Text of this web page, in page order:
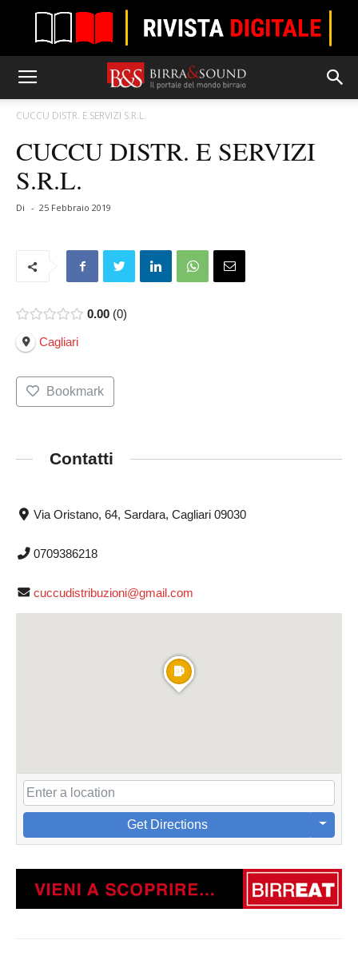
CUCCU DISTR. E SERVIZI S.R.L.
CUCCU DISTR. E SERVIZI
S.R.L.
Di - 25 Febbraio 2019
0.00 0
Cagliari
Bookmark
Contatti
Via Oristano, 64, Sardara, Cagliari 09030
0709386218
cuccudistribuzioni@gmail.com
Get Directions